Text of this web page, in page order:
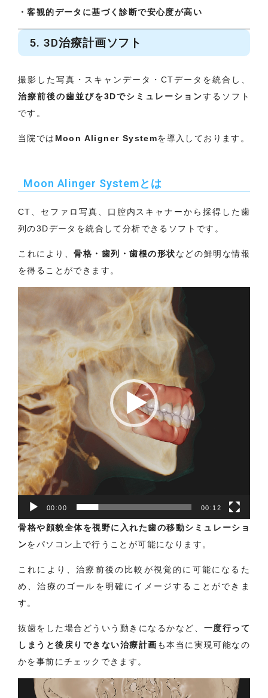
・客観的データに基づく診断で安心度が高い
5. 3D治療計画ソフト
撮影した写真・スキャンデータ・CTデータを統合し、
治療前後の歯並びを3Dでシミュレーションするソフト
です。
当院では Moon Aligner Systemを導入しております。
Moon Alinger Systemとは
CT、セファロ写真、口腔内スキャナーから採得した歯
列の3Dデータを統合して分析できるソフトです。
これにより、骨格・歯列・歯根の形状などの鮮明な情報
を得ることができます。
動
画
プ
ヤ
ー
00:00 00:12
骨格や顔貌全体を視野に入れた歯の移動シミュレーショ
ンをパソコン上で行うことが可能になります。
これにより、治療前後の比較が視覚的に可能になるた
め、治療のゴールを明確にイメージすることができま
す。
抜歯をした場合どういう動きになるかなど、 一度行って
しまうと後戻りできない治療計画 も本当に実現可能なの
かを事前にチェックできます。